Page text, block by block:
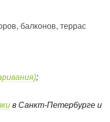
балконов, террас
;
в Санкт-Петербурге и